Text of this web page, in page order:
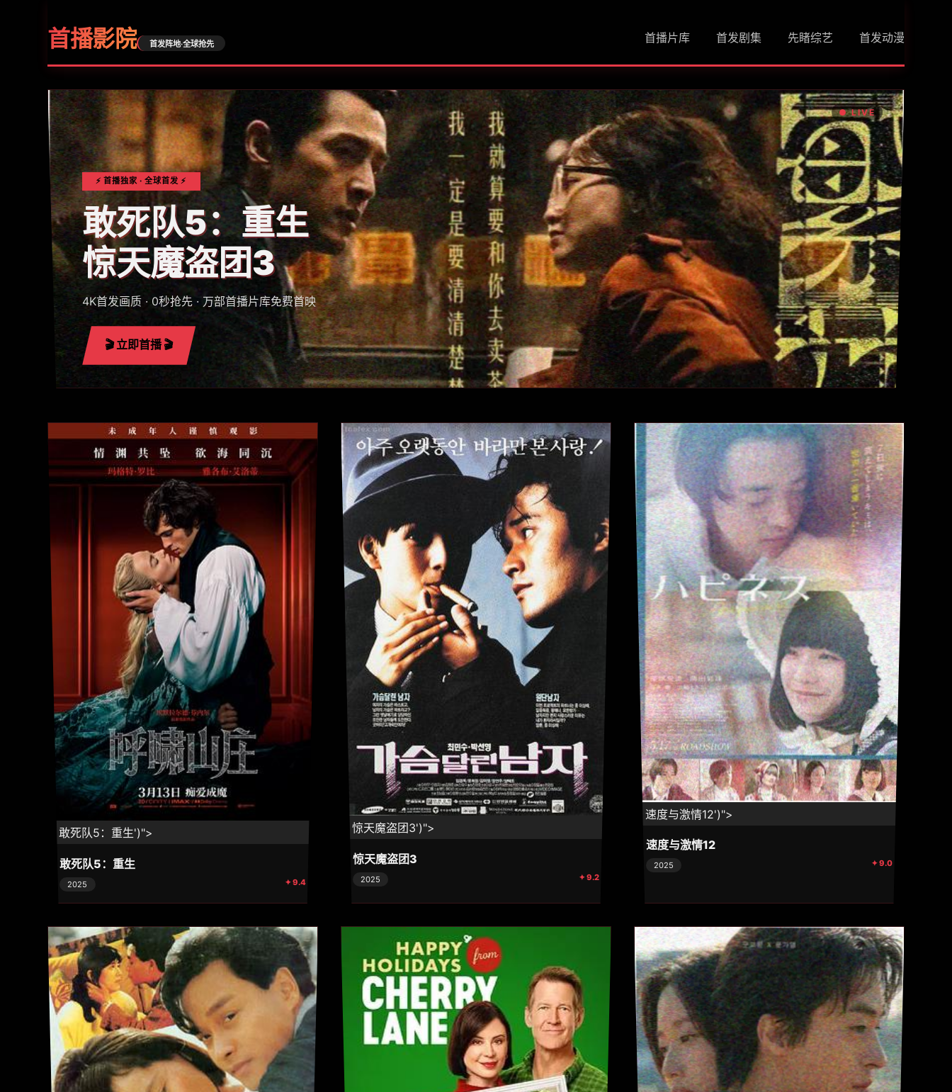
首播影院 首发阵地·全球抢先 首播片库 首发剧集 先睹综艺 首发动漫
⚡ 首播独家 · 全球首发 ⚡
敢死队5：重生
惊天魔盗团3
4K首发画质 · 0秒抢先 · 万部首播片库免费首映
🎬 立即首播 🎬
⚡ 敢死队5：重生')">
敢死队5：重生
2025 ✦ 9.4
⚡ 惊天魔盗团3')">
惊天魔盗团3
2025 ✦ 9.2
⚡ 速度与激情12')">
速度与激情12
2025 ✦ 9.0